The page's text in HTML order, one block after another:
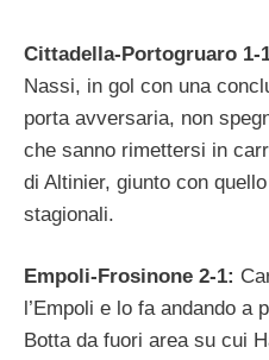
Cittadella-Portogruaro 1-
Nassi, in gol con una
porta avversaria, non
che sanno rimettersi in
di Altinier, giunto con
stagionali.
Empoli-Frosinone 2-1:
l’Empoli e lo fa andando a
Botta da fuori area su cui